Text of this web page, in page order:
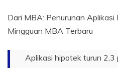
Dari MBA: Penurunan Aplikasi
Mingguan MBA Terbaru
Aplikasi hipotek turun 2,3